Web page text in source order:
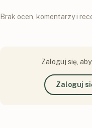
Brak ocen, komentarzy i
Zaloguj się,
Zaloguj